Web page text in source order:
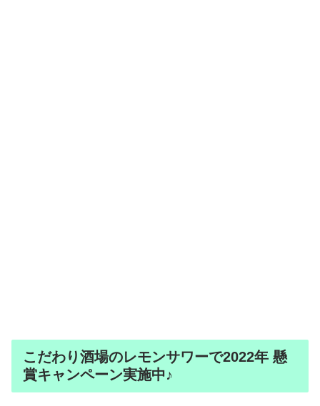
こだわり酒場のレモンサワーで2022年 懸
賞キャンペーン実施中♪